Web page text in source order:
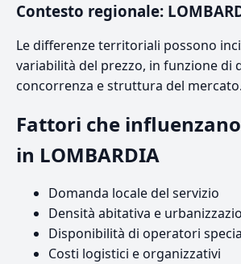
Contesto regionale:
Le differenze territoriali possono
variabilità del prezzo, in funzione di
concorrenza e struttura del mercato.
Fattori che
in LOMBARDIA
Domanda locale del servizio
Densità abitativa e
Disponibilità di operatori
Costi logistici e organizzativi